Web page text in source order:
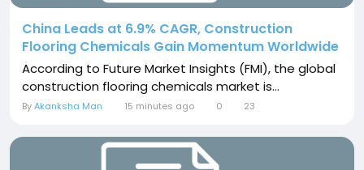
China Leads at 6.9% CAGR, Construction
Flooring Chemicals Gain Momentum Worldwide
According to Future Market Insights (FMI), the global
construction flooring chemicals market is...
ByAkanksha Man 15 minutes ago 0 23